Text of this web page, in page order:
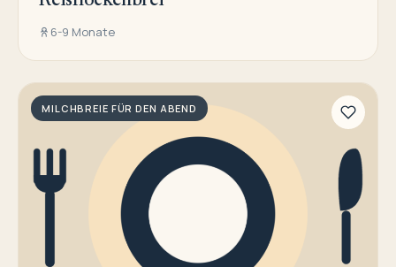
6-9 Monate
MILCHBREIE FÜR DEN ABEND